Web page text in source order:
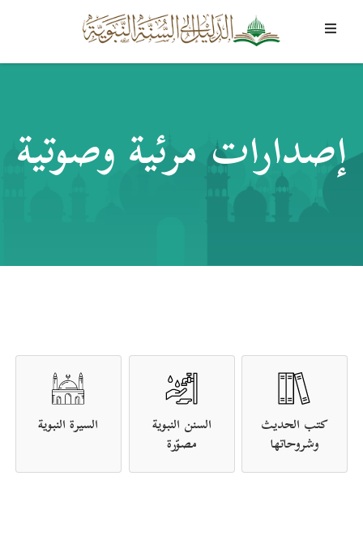
إصدارات مرئية وصوتية
كتب الحديث
وشروحاتها
السنن النبوية
مصوّرة
السيرة النبوية